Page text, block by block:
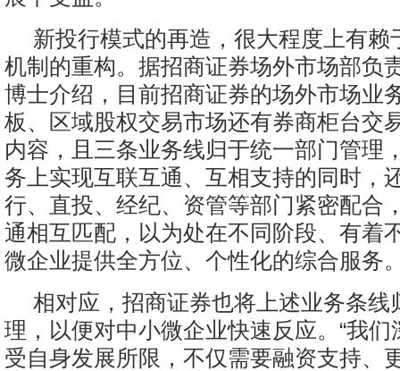
新投行模式的再造，很大程度上有赖
机制的重构。据招商证券场外市场部负
博士介绍，目前招商证券的场外市场业
板、区域股权交易市场还有券商柜台交
内容，且三条业务线归于统一部门管理
务上实现互联互通、互相支持的同时，
行、直投、经纪、资管等部门紧密配合
通相互匹配，以为处在不同阶段、有着
微企业提供全方位、个性化的综合服务
相对应，招商证券也将上述业务条线
理，以便对中小微企业快速反应。“我
受自身发展所限，不仅需要融资支持、